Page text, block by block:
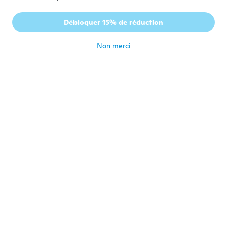
Émilie
Inscrit depuis 2016 · 28 avis · 6 chargements
Débloquer 15% de réduction
Non merci